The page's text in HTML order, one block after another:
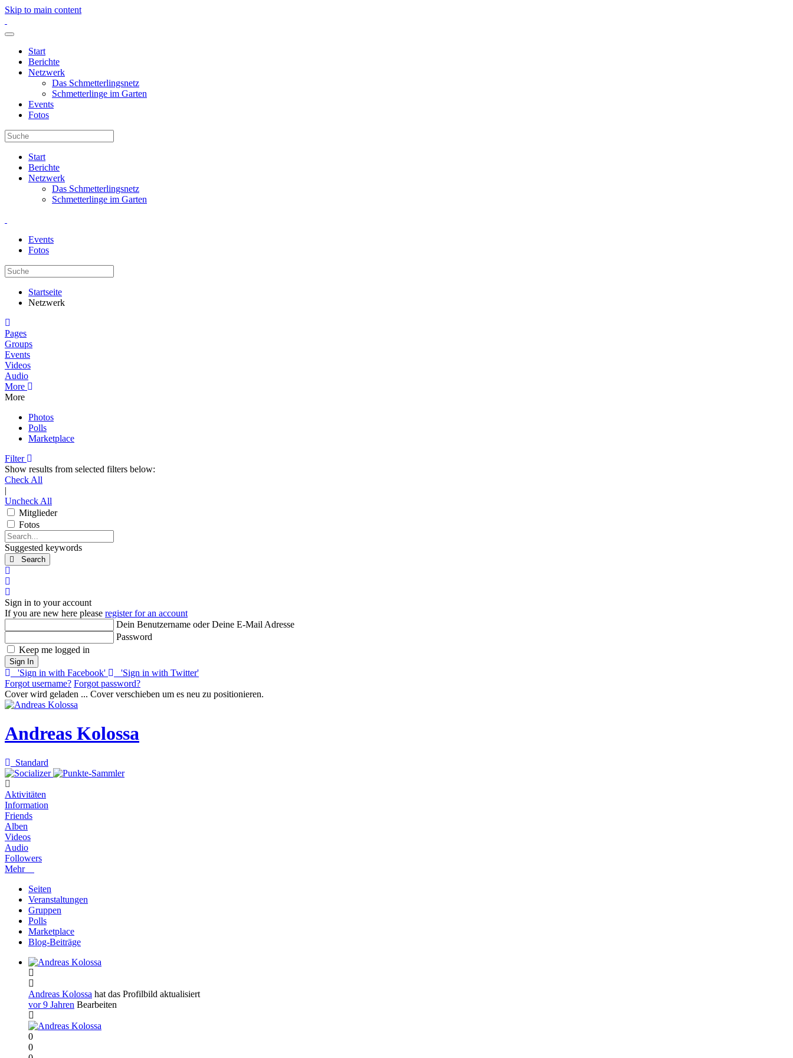
Skip to main content
Start
Berichte
Netzwerk
Das Schmetterlingsnetz
Schmetterlinge im Garten
Events
Fotos
Start
Berichte
Netzwerk
Das Schmetterlingsnetz
Schmetterlinge im Garten
Events
Fotos
Startseite
Netzwerk
Pages
Groups
Events
Videos
Audio
More
More
Photos
Polls
Marketplace
Filter
Show results from selected filters below:
Check All
|
Uncheck All
Mitglieder
Fotos
Search...
Suggested keywords
Search
Sign in to your account
If you are new here please register for an account
Dein Benutzername oder Deine E-Mail Adresse
Password
Keep me logged in
Sign In
'Sign in with Facebook'
'Sign in with Twitter'
Forgot username? Forgot password?
Cover wird geladen ... Cover verschieben um es neu zu positionieren.
Andreas Kolossa
Standard
Aktivitäten
Information
Friends
Alben
Videos
Audio
Followers
Mehr
Seiten
Veranstaltungen
Gruppen
Polls
Marketplace
Blog-Beiträge
Andreas Kolossa hat das Profilbild aktualisiert
vor 9 Jahren Bearbeiten
0
0